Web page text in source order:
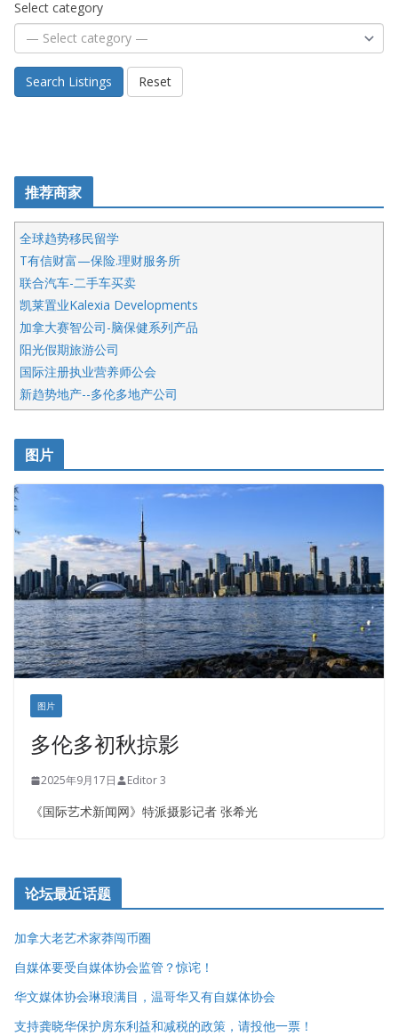
Select category
Search Listings Reset
推荐商家
全球趋势移民留学
T有信财富—保险.理财服务所
联合汽车-二手车买卖
凯莱置业Kalexia Developments
加拿大赛智公司-脑保健系列产品
阳光假期旅游公司
国际注册执业营养师公会
新趋势地产--多伦多地产公司
呱呱电器
开明车行KS CAR SALES & SERVICE
健健宝公司
皇后金融集团
正点印艺设计
图片
图片
多伦多初秋掠影
2025年9月17日 Editor 3
《国际艺术新闻网》特派摄影记者 张希光
论坛最近话题
加拿大老艺术家莽闯币圈
自媒体要受自媒体协会监管？惊诧！
华文媒体协会琳琅满目，温哥华又有自媒体协会
支持龚晓华保护房东利益和减税的政策，请投他一票！